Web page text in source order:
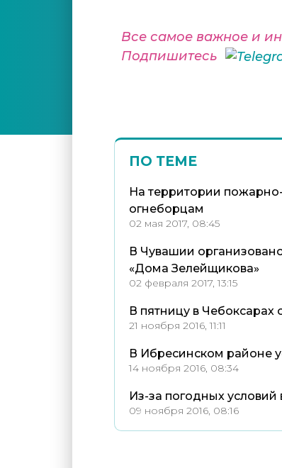
Все самое важное и
Подпишитесь
ПО ТЕМЕ
На территории
огнеборцам
02 мая 2017, 08:45
В Чувашии
«Дома Зелейщикова»
02 февраля 2017, 13:15
В пятницу в Чебоксарах
21 ноября 2016, 11:11
В Ибресинском районе
14 ноября 2016, 08:34
Из-за погодных условий
09 ноября 2016, 08:16